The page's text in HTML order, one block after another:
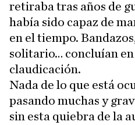
retiraba tras años de
había sido capaz de
en el tiempo.
solitario… concluían
claudicación.
Nada de lo que está
pasando muchas y
sin esta quiebra de la